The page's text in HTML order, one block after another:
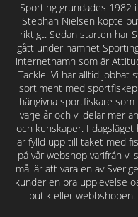
Sporting grundades 1982
Stephan Nielsen köpte
riktigt. Sedan starten har
gått under namnet
internetnamn som är
Tackle. Vi har alltid
sortiment med
hängivna sportfiskare
varje år och vi delar mer
och kunskaper. I
är fylld upp till taket med
på vår webshop varifrån
mål är att vara en av
kunder en bra upplevelse
butik eller